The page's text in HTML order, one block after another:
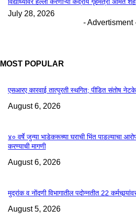
July 28, 2026
- Advertisment
MOST POPULAR
एसआरए कारवाई तात्पुरती स्थगित; पीडित संतोष नेटके
August 6, 2026
४० वर्षे जुन्या भाडेकरूच्या घराची भिंत पाडल्याचा
करण्याची मागणी
August 6, 2026
मुद्रांक व नोंदणी विभागातील पदोन्नतीत 22
August 5, 2026